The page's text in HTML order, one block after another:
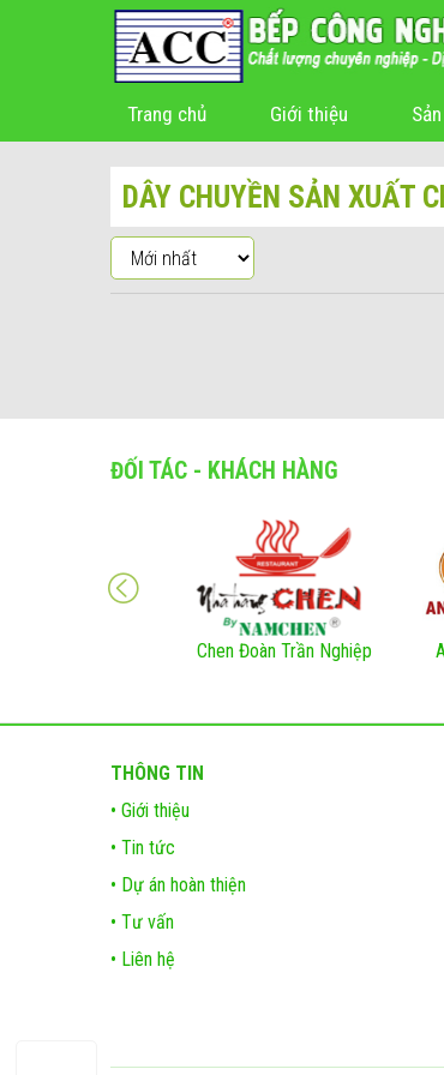
Trang chủ Giới thiệu
DÂY CHUYỀN SẢN XUẤT
ĐỐI TÁC - KHÁCH HÀNG
Chen Đoàn Trần Nghiệp
THÔNG TIN
• Giới thiệu
• Tin tức
• Dự án hoàn thiện
• Tư vấn
• Liên hệ